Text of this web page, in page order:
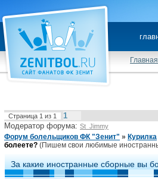
Страница 1 из 1
1
Модератор форума: St_Jimmy
Форум болельщиков ФК "Зенит" » Курилка
болеете? (Пишем свои любимые
За какие иностранные сборные вы